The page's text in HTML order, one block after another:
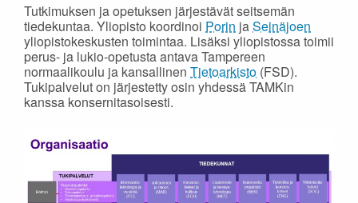
Tutkimuksen ja opetuksen järjestävät seitsemän
tiedekuntaa. Yliopisto koordinoi Porin jaSeinäjoen
yliopistokeskusten toimintaa. Lisäksi yliopistossa toimii
perus- ja lukio-opetusta antava Tampereen
normaalikoulu ja kansallinen Tietoarkisto (FSD).
Tukipalvelut on järjestetty osin yhdessä TAMKin
kanssa konsernitasoisesti.